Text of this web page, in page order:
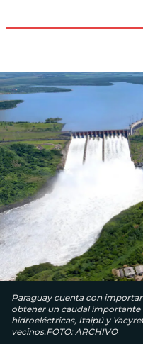
Paraguay cuenta con
obtener un caudal importante
hidroeléctricas, Itaipú y
vecinos.FOTO: ARCHIVO